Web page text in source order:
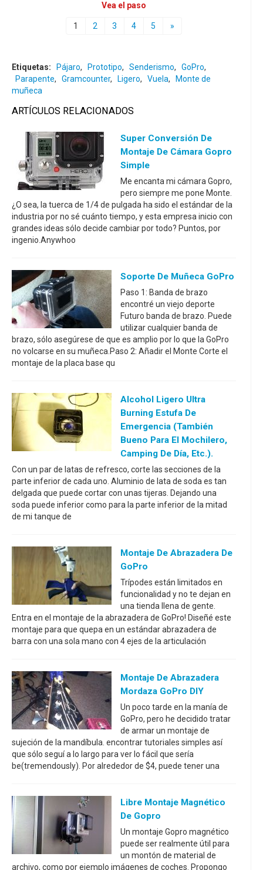
Vea el paso
1 2 3 4 5 »
Etiquetas: Pájaro, Prototipo, Senderismo, GoPro,
Parapente, Gramcounter, Ligero, Vuela,
Monte de
muñeca
ARTÍCULOS RELACIONADOS
Super Conversión De
Montaje De Cámara Gopro
Simple
Me encanta mi cámara Gopro,
pero siempre me pone Monte.
¿O sea, la tuerca de 1/4 de pulgada ha sido el estándar de la
industria por no sé cuánto tiempo, y esta empresa inicio con
grandes ideas sólo decide cambiar por todo? Puntos, por
ingenio.Anywhoo
Soporte De Muñeca GoPro
Paso 1: Banda de brazo
encontré un viejo deporte
Futuro banda de brazo. Puede
utilizar cualquier banda de
brazo, sólo asegúrese de que es amplio por lo que la GoPro
no volcarse en su muñeca.Paso 2: Añadir el Monte Corte el
montaje de la placa base qu
Alcohol Ligero Ultra
Burning Estufa De
Emergencia (también
Bueno Para El Mochilero,
Camping De Día, Etc.).
Con un par de latas de refresco, corte las secciones de la
parte inferior de cada uno. Aluminio de lata de soda es tan
delgada que puede cortar con unas tijeras. Dejando una
soda puede inferior como para la parte inferior de la mitad
de mi tanque de
Montaje De Abrazadera De
GoPro
Trípodes están limitados en
funcionalidad y no te dejan en
una tienda llena de gente.
Entra en el montaje de la abrazadera de GoPro! Diseñé este
montaje para que quepa en un estándar abrazadera de
barra con una sola mano con 4 ejes de la articulación
Montaje De Abrazadera
Mordaza GoPro DIY
Un poco tarde en la manía de
GoPro, pero he decidido tratar
de armar un montaje de
sujeción de la mandíbula. encontrar tutoriales simples así
que sólo seguí a lo largo para ver lo fácil que sería
be(tremendously). Por alrededor de $4, puede tener una
Libre Montaje Magnético
De Gopro
Un montaje Gopro magnético
puede ser realmente útil para
un montón de material de
archivo, como por ejemplo imágenes de coches. Propongo